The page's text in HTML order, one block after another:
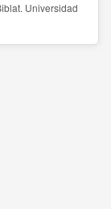
Universidad